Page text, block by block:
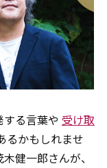
る言葉や 受け取
るかもしれませ
健一郎さんが、